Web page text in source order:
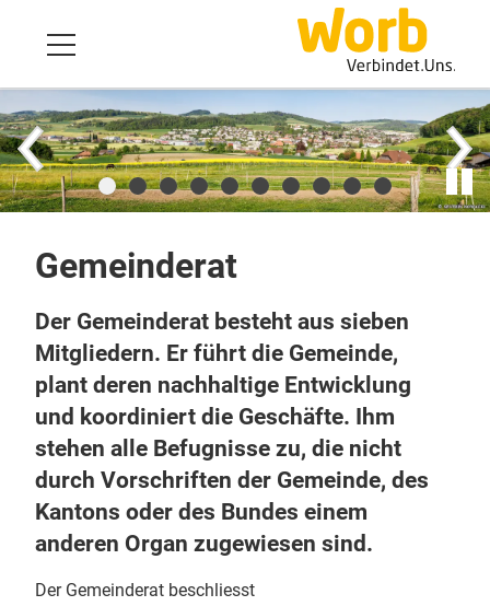
Gemeinderat
Der Gemeinderat besteht aus sieben
Mitgliedern. Er führt die Gemeinde,
plant deren nachhaltige Entwicklung
und koordiniert die Geschäfte. Ihm
stehen alle Befugnisse zu, die nicht
durch Vorschriften der Gemeinde, des
Kantons oder des Bundes einem
anderen Organ zugewiesen sind.
Der Gemeinderat beschliesst